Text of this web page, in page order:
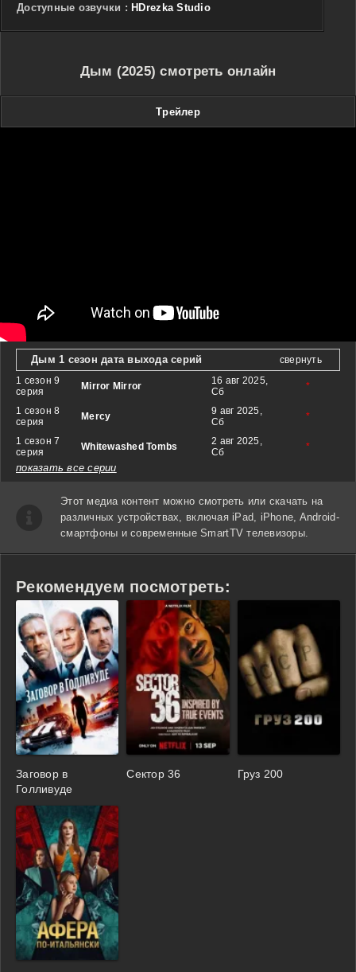
Доступные озвучки : HDrezka Studio
Дым (2025) смотреть онлайн
Трейлер
Дым 1 сезон дата выхода серий
свернуть
1 сезон 9
серия
Mirror Mirror
16 авг 2025,
Сб
*
1 сезон 8
серия
Mercy
9 авг 2025,
Сб
*
1 сезон 7
серия
Whitewashed Tombs
2 авг 2025,
Сб
*
показать все серии
Этот медиа контент можно смотреть или скачать на
различных устройствах, включая iPad, iPhone, Android-
смартфоны и современные SmartTV телевизоры.
Рекомендуем посмотреть:
Заговор в
Голливуде
Сектор 36 Груз 200